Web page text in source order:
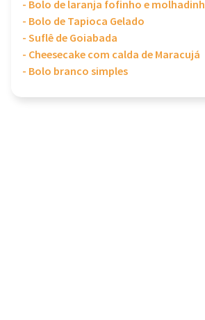
- Bolo de laranja fofinho e
- Bolo de Tapioca Gelado
- Suflê de Goiabada
- Cheesecake com calda de Maracujá
- Bolo branco simples